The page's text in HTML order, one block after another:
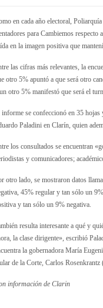
en cada año electoral,
para Cambiemos
en la imagen positiva que
las cifras más relevantes, la
otro 5% apuntó a que será otro
otro 5% manifestó que será el
informe se confeccionó en 35
Paladini en Clarín, quien
los consultados se encuentran
y comunicadores;
otro lado, se mostraron datos
45% regular y tan sólo un
y tan sólo un 9% negativa.
resulta interesante a qué y
la clase dirigente», escribió
la gobernadora María
de la Corte, Carlos Rosenkrantz
información de Clarin